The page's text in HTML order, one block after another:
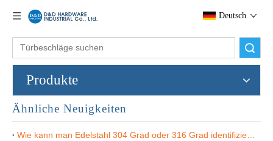
Deutsch
Produkte
Ähnliche Neuigkeiten